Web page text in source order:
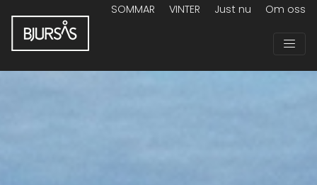
SOMMAR VINTER Just nu Om oss